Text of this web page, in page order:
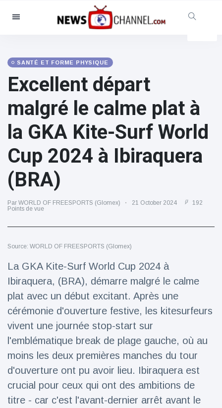
Catégories
Social et amusant
(155)
Cinéma et télévision
(81)
Célébrités
(13938)
Mode et beauté
(122)
Nourriture et boissons
(79)
Jeux
(121)
Dernières nouvelles
2023 Citroën
ë-C3 Reveal
18 March
35
Points de vue
Ferrari SP-8 -
Le Roadster
dérivé de la
F8 Spider est
le dernier
One-Off de
Points de vue
SANTÉ ET FORME PHYSIQUE
Excellent départ
malgré le calme plat à
la GKA Kite-Surf World
Cup 2024 à Ibiraquera
(BRA)
Par WORLD OF FREESPORTS (Glomex) 21 October 2024
192
Points de vue
Source: WORLD OF FREESPORTS (Glomex)
La GKA Kite-Surf World Cup 2024 à
Ibiraquera, (BRA), démarre malgré le calme
plat avec un début excitant. Après une
cérémonie d'ouverture festive, les kitesurfeurs
vivent une journée stop-start sur
l'emblématique break de plage gauche, où au
moins les deux premières manches du tour
d'ouverture ont pu avoir lieu. Ibiraquera est
crucial pour ceux qui ont des ambitions de
titre - car c'est l'avant-dernier arrêt avant le